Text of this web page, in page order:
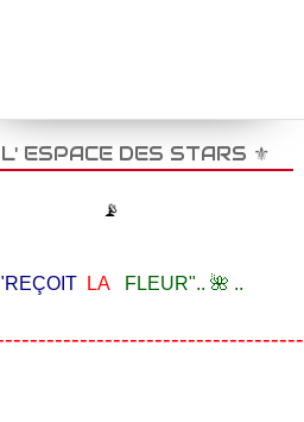
ESPACE DES STARS ⚜️
📡
LA FLEUR".. 🌺 ..